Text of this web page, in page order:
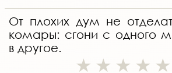
От плохих дум не
комары: сгони с одного
в другое.